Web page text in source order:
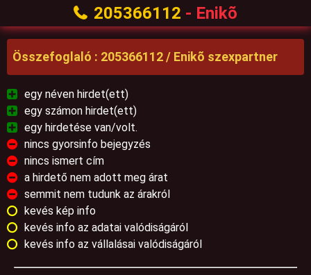
205366112 - Enikõ
Összefoglaló : 205366112 / Enikõ szexpartner
egy néven hirdet(ett)
egy számon hirdet(ett)
egy hirdetése van/volt.
nincs gyorsinfo bejegyzés
nincs ismert cím
a hirdető nem adott meg árat
semmit nem tudunk az árakról
kevés kép info
kevés info az adatai valódiságáról
kevés info az vállalásai valódiságáról